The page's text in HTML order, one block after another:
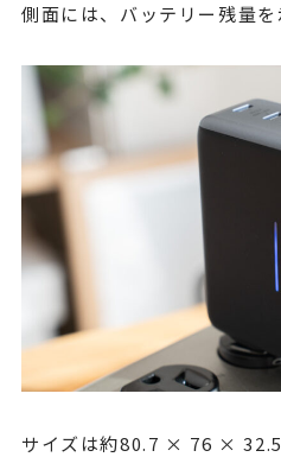
側面には、バッテリー残量を
サイズは約80.7 × 76 ×